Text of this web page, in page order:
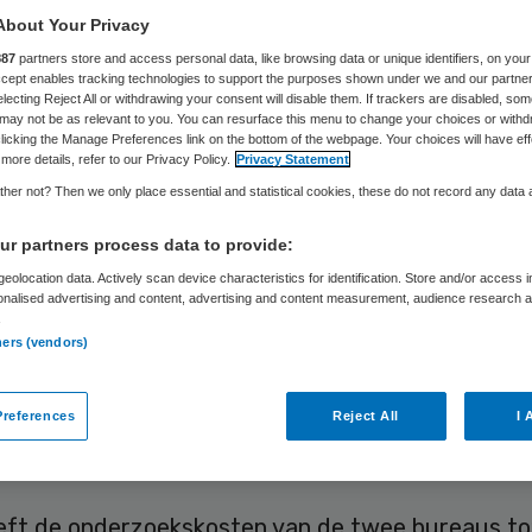
Skipr Redactie 19 juni 2023,21:48 1399 keer gelezen
(pbm) zoals mondkapjes, hebben
van Volksgezondheid ruim 10 miljoen euro
eerder verschenen onderzoeksrapporten naar
onderzoeken naar de inkoop bij alle overige
naar de Kamer zijn gestuurd.
Your Privacy
partners store and access personal data, like browsing data or unique identifiers, on your
enables tracking technologies to support the purposes shown under we and our
Reject All or withdrawing your consent will disable them. If trackers are disabled,
not be as relevant to you. You can resurface this menu to change your choices or
the Manage Preferences link on the bottom of the webpage. Your choices will have
details, refer to our Privacy Policy. Privacy Statement
not? Then we only place essential and statistical cookies, these do not record any data
partners process data to provide:
data. Actively scan device characteristics for identification. Store and/or access
advertising and content, advertising and content measurement, audience research
(vendors)
Reject All I